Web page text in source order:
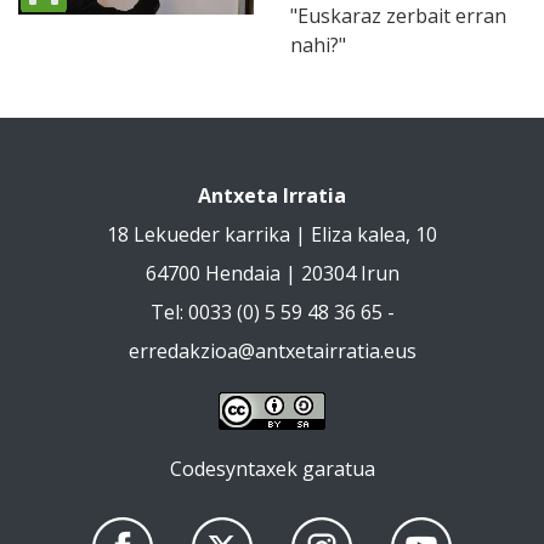
"Euskaraz zerbait erran
nahi?"
Antxeta Irratia
18 Lekueder karrika | Eliza kalea, 10
64700 Hendaia | 20304 Irun
Tel: 0033 (0) 5 59 48 36 65 -
erredakzioa@antxetairratia.eus
Codesyntaxek garatua